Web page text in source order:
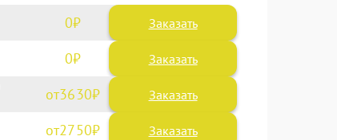
0 Заказать
0 Заказать
3630
2750